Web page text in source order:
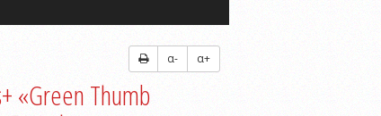
α- α+
«Green Thumb